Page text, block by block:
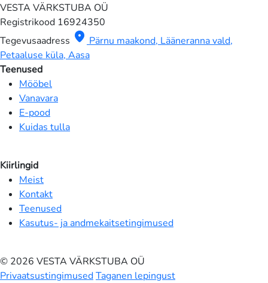
VESTA VÄRKSTUBA OÜ
Registrikood 16924350
Tegevusaadress location_on Pärnu maakond, Lääneranna vald,
Petaaluse küla, Aasa
Teenused
Mööbel
Vanavara
E-pood
Kuidas tulla
Kiirlingid
Meist
Kontakt
Teenused
Kasutus- ja andmekaitsetingimused
© 2026 VESTA VÄRKSTUBA OÜ
PrivaatsustingimusedTaganen lepingust